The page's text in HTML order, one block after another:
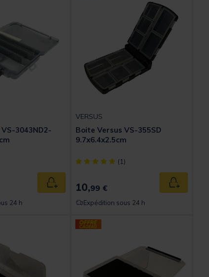
3043ND2-
Ajouter au panier
24 h
VERSUS
Boite Versus VS-355SD
9.7x6.4x2.5cm
[object Object] out of 5 Customer Rating
(1)
10,99 € Ajouter
Expédition sous 24 h